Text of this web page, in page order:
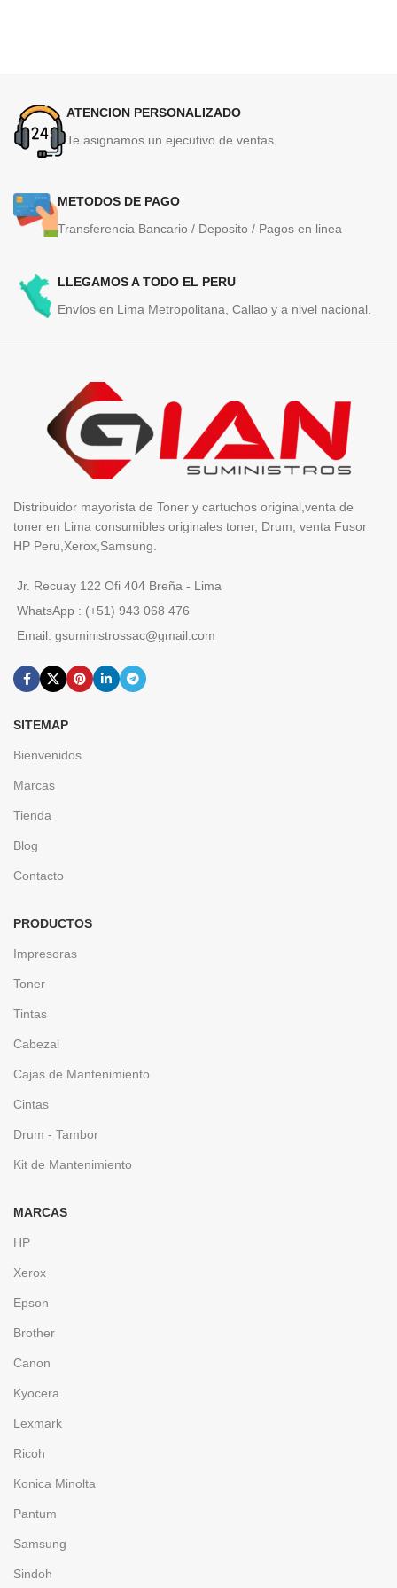
ATENCION PERSONALIZADO
Te asignamos un ejecutivo de ventas.
METODOS DE PAGO
Transferencia Bancario / Deposito / Pagos en linea
LLEGAMOS A TODO EL PERU
Envíos en Lima Metropolitana, Callao y a nivel nacional.
Distribuidor mayorista de Toner y cartuchos original,venta de
toner en Lima consumibles originales toner, Drum, venta Fusor
HP Peru,Xerox,Samsung.
Jr. Recuay 122 Ofi 404 Breña - Lima
WhatsApp : (+51) 943 068 476
Email: gsuministrossac@gmail.com
SITEMAP
Bienvenidos
Marcas
Tienda
Blog
Contacto
PRODUCTOS
Impresoras
Toner
Tintas
Cabezal
Cajas de Mantenimiento
Cintas
Drum - Tambor
Kit de Mantenimiento
MARCAS
HP
Xerox
Epson
Brother
Canon
Kyocera
Lexmark
Ricoh
Konica Minolta
Pantum
Samsung
Sindoh